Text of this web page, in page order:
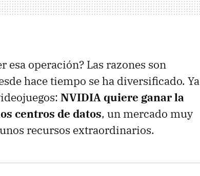
esa operación? Las razones son
hace tiempo se ha diversificado. Ya
NVIDIA quiere ganar la
centros de datos, un mercado muy
recursos extraordinarios.